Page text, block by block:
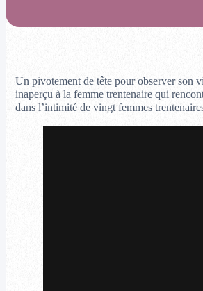
Un pivotement de tête pour observer son
inaperçu à la femme trentenaire qui
dans l’intimité de vingt femmes